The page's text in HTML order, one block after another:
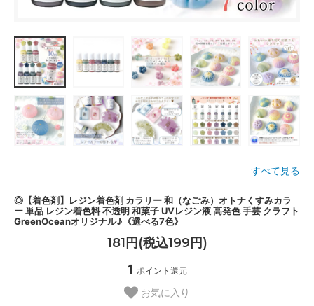
すべて見る
◎【着色剤】レジン着色剤 カラリー 和（なごみ）オトナくすみカラ
ー 単品 レジン着色料 不透明 和菓子 UVレジン液 高発色 手芸 クラフト
GreenOceanオリジナル♪《選べる7色》
181円(税込199円)
1 ポイント還元
お気に入り